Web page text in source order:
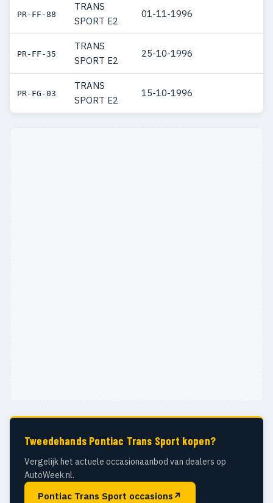
PR-FF-88
TRANS
SPORT E2
01-11-1996
PR-FF-35
TRANS
SPORT E2
25-10-1996
PR-FG-03
TRANS
SPORT E2
15-10-1996
Tweedehands Pontiac Trans Sport kopen?
Vergelijk het actuele occasionaanbod van dealers op
AutoWeek.nl.
Pontiac Trans Sport occasions ↗